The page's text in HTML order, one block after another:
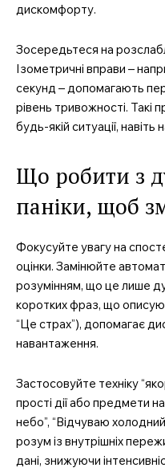
Company
Про нас
дискомфорту.
Зосередьтеся на
Ізометричні вправи –
секунд – допомагають
рівень тривожності. Такі
будь-якій ситуації, навіть
Що робити з
паніки, щоб
Фокусуйте увагу на
оцінки. Замінюйте
розумінням, що це лише
коротких фраз, що
“Це страх”), допомагає
навантаження.
Застосовуйте техніку
прості дії або предмети
небо”, “Відчуваю
розум із внутрішніх
дані, знижуючи